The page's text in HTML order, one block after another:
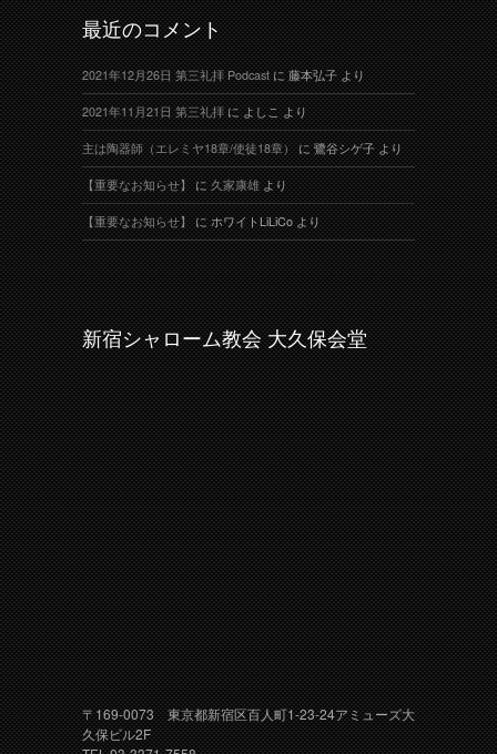
最近のコメント
2021年12月26日 第三礼拝 Podcastに藤本弘子より
2021年11月21日 第三礼拝によしこより
主は陶器師（エレミヤ18章/使徒18章）に鷺谷シゲ子より
【重要なお知らせ】に久家康雄より
【重要なお知らせ】にホワイトLiLiCoより
新宿シャローム教会 大久保会堂
〒169-0073 東京都新宿区百人町1-23-24アミューズ大
久保ビル2F